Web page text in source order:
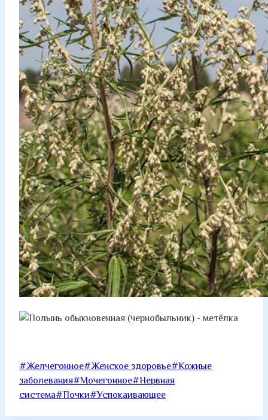
Метки
записи:
#Желчегонное#Женское здоровье#Кожные
заболевания#Мочегонное#Нервная
система#Почки#Успокаивающее